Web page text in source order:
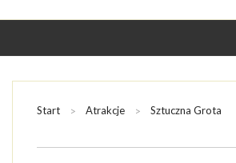
BAZA NOCLEGÓW
WOLNE POKOJE
Start Atrakcje Sztuczna Grota